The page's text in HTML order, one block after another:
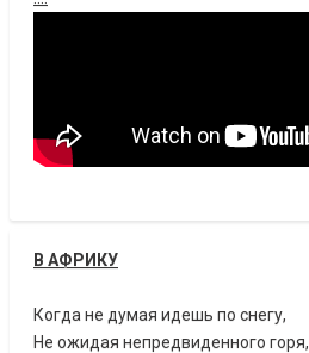
В АФРИКУ
Когда не думая идешь по снегу,
Не ожидая непредвиденного горя,